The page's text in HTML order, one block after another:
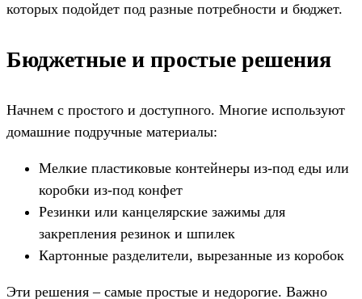
которых подойдет под разные потребности и бюджет.
Бюджетные и простые решения
Начнем с простого и доступного. Многие используют
домашние подручные материалы:
Мелкие пластиковые контейнеры из-под еды или
коробки из-под конфет
Резинки или канцелярские зажимы для
закрепления резинок и шпилек
Картонные разделители, вырезанные из коробок
Эти решения – самые простые и недорогие. Важно